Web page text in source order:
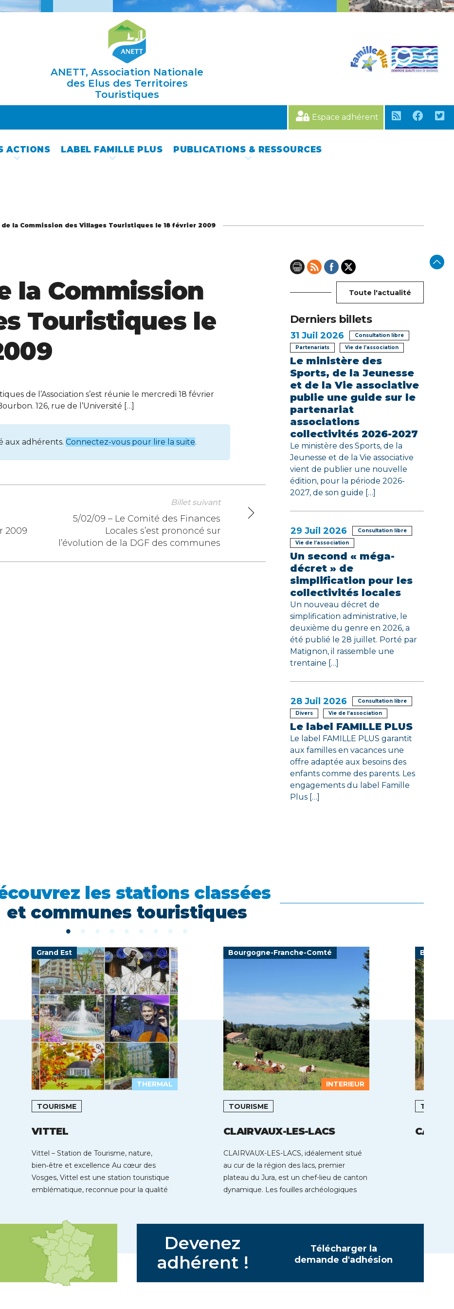
ANETT, Association Nationale
des Elus des Territoires
Touristiques
Espace adhérent
ACTIONS LABEL FAMILLE PLUS PUBLICATIONS & RESSOURCES
de la Commission des Villages Touristiques le 18 février 2009
la Commission
Touristiques le
de l’Association s’est réunie le mercredi 18 février
126, rue de l’Université […]
aux adhérents. Connectez-vous pour lire la suite.
2009
Billet suivant
5/02/09 – Le Comité des Finances
Locales s’est prononcé sur
l’évolution de la DGF des communes
Toute l'actualité
Derniers billets
31 Juil 2026
Consultation libre
Partenariats
Vie de l’association
Le ministère des
Sports, de la Jeunesse
et de la Vie associative
publie une guide sur le
partenariat
associations
collectivités 2026-2027
Le ministère des Sports, de la
Jeunesse et de la Vie associative
vient de publier une nouvelle
édition, pour la période 2026-
2027, de son guide […]
29 Juil 2026
Consultation libre
Vie de l’association
Un second « méga-
décret » de
simplification pour les
collectivités locales
Un nouveau décret de
simplification administrative, le
deuxième du genre en 2026, a
été publié le 28 juillet. Porté par
Matignon, il rassemble une
trentaine […]
28 Juil 2026
Consultation libre
Divers
Vie de l’association
Le label FAMILLE PLUS
Le label FAMILLE PLUS garantit
aux familles en vacances une
offre adaptée aux besoins des
enfants comme des parents. Les
engagements du label Famille
Plus […]
les stations classées
et communes touristiques
Grand Est
THERMAL
TOURISME
VITTEL
Vittel – Station de Tourisme, nature,
bien‑être et excellence Au cœur des
Vosges, Vittel est une station touristique
emblématique, reconnue pour la qualité
Bourgogne-Franche-Comté
INTERIEUR
TOURISME
CLAIRVAUX-LES-LACS
CLAIRVAUX-LES-LACS, idéalement situé
au cur de la région des lacs, premier
plateau du Jura, est un chef-lieu de canton
dynamique. Les fouilles archéologiques
Devenez
adhérent !
Télécharger la
demande d'adhésion